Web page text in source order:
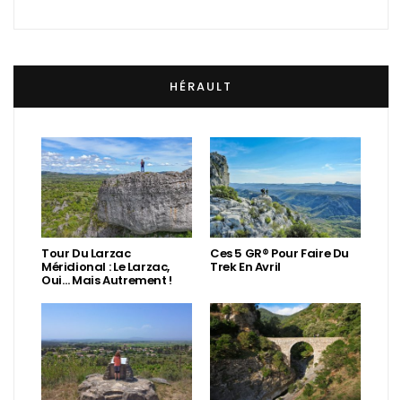
HÉRAULT
Tour Du Larzac
Méridional : Le Larzac,
Oui… Mais Autrement !
Ces 5 GR® Pour Faire Du
Trek En Avril